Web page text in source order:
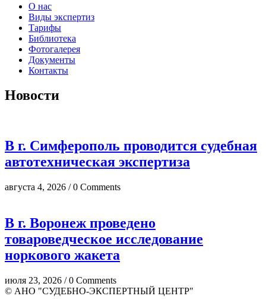
О нас
Виды экспертиз
Тарифы
Библиотека
Фотогалерея
Документы
Контакты
Новости
В г. Симферополь проводится судебная
автотехническая экспертиза
августа 4, 2026 / 0 Comments
В г. Воронеж проведено
товароведческое исследование
норкового жакета
июля 23, 2026 / 0 Comments
© АНО "СУДЕБНО-ЭКСПЕРТНЫЙ ЦЕНТР"